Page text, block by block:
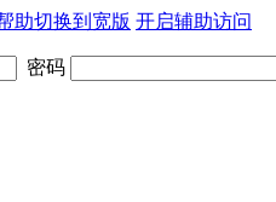
助切换到宽版 开启辅助访问
密码